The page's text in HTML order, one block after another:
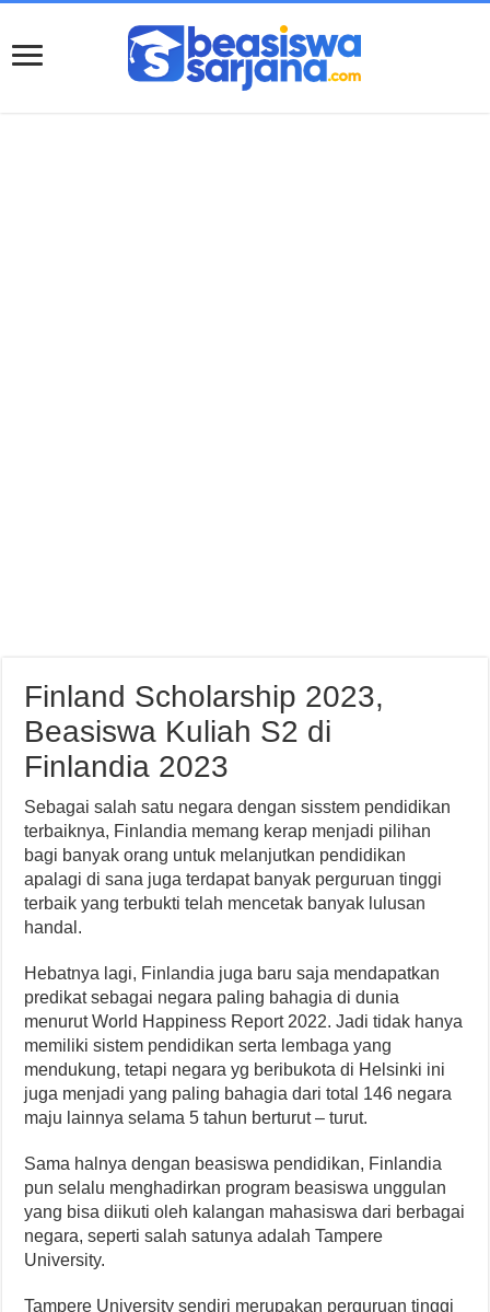
Finland Scholarship 2023,
Beasiswa Kuliah S2 di
Finlandia 2023
Sebagai salah satu negara dengan sisstem pendidikan
terbaiknya, Finlandia memang kerap menjadi pilihan
bagi banyak orang untuk melanjutkan pendidikan
apalagi di sana juga terdapat banyak perguruan tinggi
terbaik yang terbukti telah mencetak banyak lulusan
handal.
Hebatnya lagi, Finlandia juga baru saja mendapatkan
predikat sebagai negara paling bahagia di dunia
menurut World Happiness Report 2022. Jadi tidak hanya
memiliki sistem pendidikan serta lembaga yang
mendukung, tetapi negara yg beribukota di Helsinki ini
juga menjadi yang paling bahagia dari total 146 negara
maju lainnya selama 5 tahun berturut – turut.
Sama halnya dengan beasiswa pendidikan, Finlandia
pun selalu menghadirkan program beasiswa unggulan
yang bisa diikuti oleh kalangan mahasiswa dari berbagai
negara, seperti salah satunya adalah Tampere
University.
Tampere University sendiri merupakan perguruan tinggi